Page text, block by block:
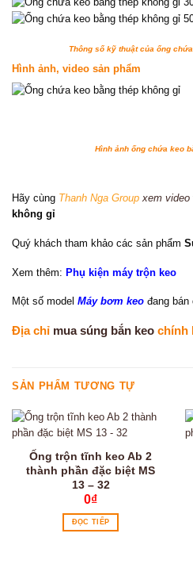
Thông số kỹ thuật của ống
Hình ảnh, video sản phẩm
Hình ảnh ống chứa keo
Hãy cùng Thanh Nga Groupxem video
không gỉ
Quý khách tham khảo các sản phẩm
Xem thêm: Phụ kiện máy trộn keo
Một số model Máy bơm keo đang bán
Địa chỉ mua súng bắn keo chính
SẢN PHẨM TƯƠNG TỰ
Ống trộn tĩnh keo Ab 2
thành phần đặc biệt MS
13 – 32
0₫
ĐỌC TIẾP